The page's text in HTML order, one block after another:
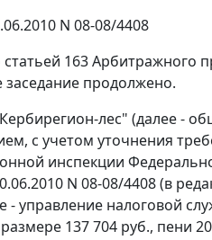
N 08-08/4408
статьей 163Арбитражного
продолжено.
лес" (далее -
с учетом уточнения
инспекции
N 08-08/4408 (в
управление налоговой
137 704 руб., пени